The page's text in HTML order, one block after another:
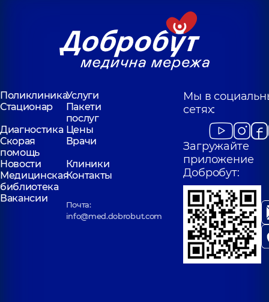
ПоликлиникаУслуги
Стационар
Пакети
послуг
Диагностика Цены
Скорая
помощь
Врачи
Новости
Клиники
Медицинская
библиотека
Контакты
Вакансии
Почта:
info@med.dobrobut.com
Мы в
сетях:
Загружайте
приложение
Добробут: